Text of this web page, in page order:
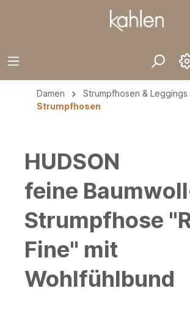
Damen
Strumpfhosen & Leggings
Strumpfhosen
HUDSON
feine
Strumpfhose
Fine" mit
Wohlfühlbund